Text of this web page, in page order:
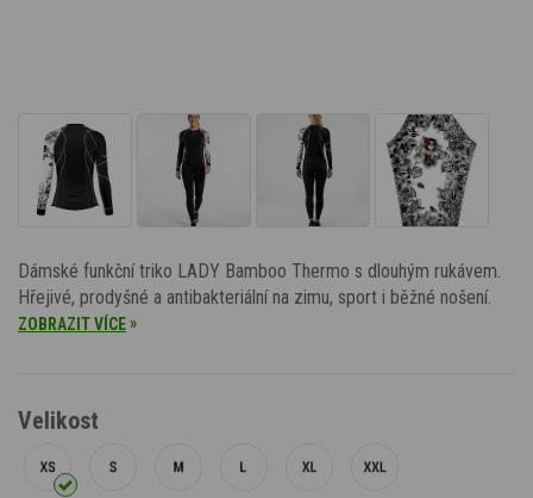
Dámské funkční triko LADY Bamboo Thermo s dlouhým rukávem.
Hřejivé, prodyšné a antibakteriální na zimu, sport i běžné nošení.
ZOBRAZIT VÍCE»
Velikost